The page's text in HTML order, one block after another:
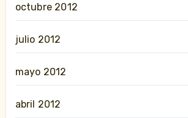
octubre 2012
julio 2012
mayo 2012
abril 2012